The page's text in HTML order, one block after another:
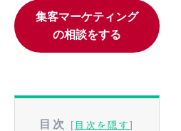
集客マーケティング
の相談をする
目次 [ 目次を隠す]